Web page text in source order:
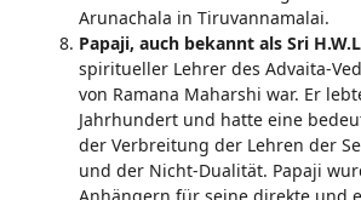
Arunachala in Tiruvannamalai.
Papaji, auch bekannt als Sri
spiritueller Lehrer des Advaita-
von Ramana Maharshi war. Er
Jahrhundert und hatte eine
der Verbreitung der Lehren der
und der Nicht-Dualität. Papaji
Anhängern für seine direkte und